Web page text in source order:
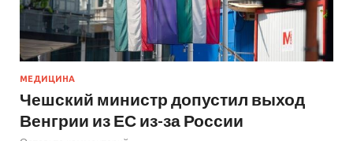
МЕДИЦИНА
Чешский министр допустил выход
Венгрии из ЕС из-за России